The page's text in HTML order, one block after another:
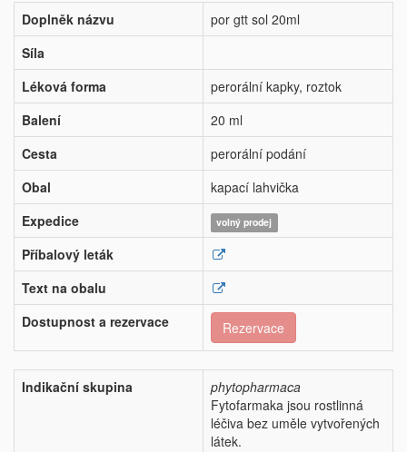
Doplněk názvu
por gtt sol 20ml
Síla
Léková forma
perorální kapky, roztok
Balení
20 ml
Cesta
perorální podání
Obal
kapací lahvička
Expedice
volný prodej
Příbalový leták
Text na obalu
Dostupnost a rezervace
Rezervace
Indikační skupina
phytopharmaca
Fytofarmaka jsou rostlinná
léčiva bez uměle vytvořených
látek.